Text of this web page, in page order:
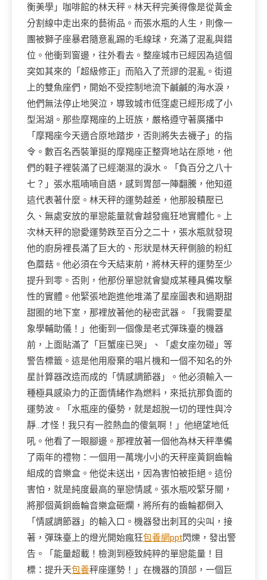
衡美學」咖啡館的林天秤。林天秤完美得像是從黃金
分割線中走出來的藝術品。而張水瓶的人生，則像一
團被獅子座暴君隨意亂踢的毛線球，充滿了混亂與錯
位。他衝到窗邊，往外看去。整座城市已經因為這個
突如其來的「超級修正」而陷入了荒謬的混亂。街道
上的雙魚座們，開始不受控制地流下鹹鹹的海水淚，
他們無法停止地哭泣，導致城市低窪處已經形成了小
型潟湖。那些摩羯座的上班族，嚴格遵守著廣播中
「摩羯座今天適合原地踏步，否則將失去襪子」的指
令。數百名西裝筆挺的摩羯座正整齊地站在原地，他
們的鞋子裡裝滿了已經潮濕的淚水。「負百分之八十
七？」張水瓶喃喃自語，感到胃部一陣翻騰，他知道
這代表著什麼。林天秤的運勢越差，他那股積壓已
久、無處安放的單戀能量就會越發瘋狂地實體化。上
次林天秤的戀愛運勢跌至百分之二十，張水瓶就發現
他的廚房裡長滿了巨大的、形狀是林天秤側臉的粉紅
色蘑菇。他必須在今天結束前，將林天秤的運勢至少
提升到零。否則，他那份單戀就會變成某種具備攻擊
性的實體。他緊張地跑進他堆滿了星座圖表和過期甜
甜圈的地下室，那裡放著他的秘密武器。「我需要星
象學輔助儀！」他衝到一個像是老式彈珠臺的機器
前，上面貼滿了「巨蟹座已哭」、「處女座勿碰」等
警告標籤。這是他用廢棄的唱片機和一個不知名的外
星計算器改造而成的「情感調節器」。他必須輸入一
種極具感染力的正面情緒作為燃料，來抵抗那負面的
運勢波。「水瓶座的優勢，就是超脫一切的理性與冷
靜…才怪！我只有一腔熱血的傻氣啊！」他絕望地低
吼。他看了一眼腳邊。那裡放著一個他為林天秤準備
了兩年的禮物：一個用一萬塊小小的天秤座黃銅齒輪
組成的音樂盒。他從未送出，因為害怕被拒絕。這份
害怕，就是純度最高的單戀情感。張水瓶咬緊牙關，
將那個黃銅齒輪音樂盒砸爛，將所有的齒輪都倒入
「情感調節器」的輸入口。機器發出刺耳的尖叫，接
著，彈珠臺上的燈光開始瘋狂包養網ppt閃爍，發出警
告。「能量超載！檢測到極致純粹的單戀能量！目
標：提升天包養秤座運勢！」在機器的頂部，一個巨